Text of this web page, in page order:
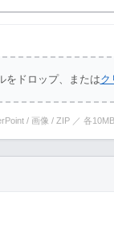
をドロップ、またはク
/ 画像 / ZIP ／ 各